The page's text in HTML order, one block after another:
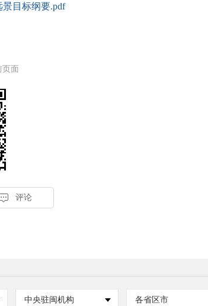
目标纲要.pdf
页面
评论
中央驻闽机构 各省区市